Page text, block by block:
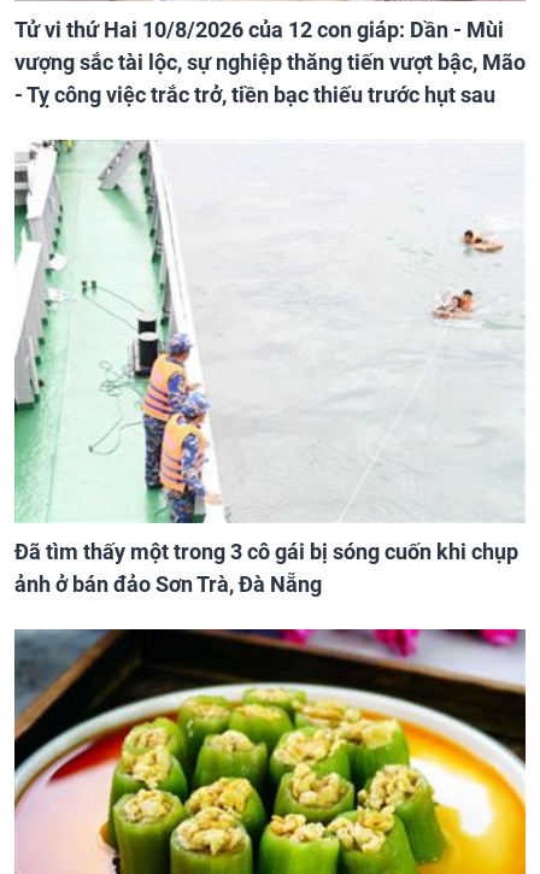
Tử vi thứ Hai 10/8/2026 của 12 con giáp: Dần - Mùi
vượng sắc tài lộc, sự nghiệp thăng tiến vượt bậc, Mão
- Tỵ công việc trắc trở, tiền bạc thiếu trước hụt sau
Đã tìm thấy một trong 3 cô gái bị sóng cuốn khi chụp
ảnh ở bán đảo Sơn Trà, Đà Nẵng